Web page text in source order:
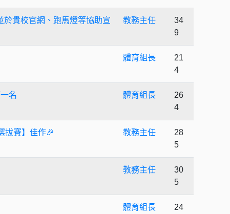
於貴校官網、跑馬燈等協助宣
教務主任
34
9
體育組長
21
4
名 體育組長
26
4
拔賽】佳作🎉 教務主任
28
5
教務主任
30
5
體育組長
24